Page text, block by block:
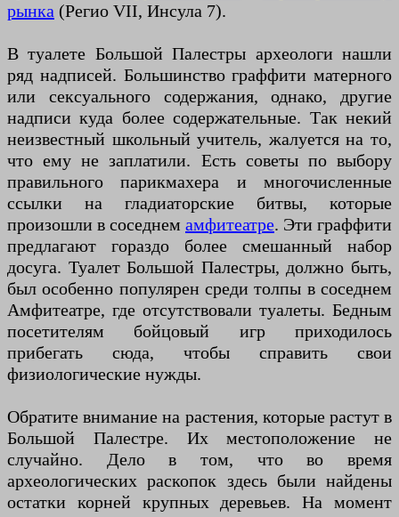
рынка (Регио VII, Инсула 7).
В туалете Большой Палестры археологи нашли
ряд надписей. Большинство граффити матерного
или сексуального содержания, однако, другие
надписи куда более содержательные. Так некий
неизвестный школьный учитель, жалуется на то,
что ему не заплатили. Есть советы по выбору
правильного парикмахера и многочисленные
ссылки на гладиаторские битвы, которые
произошли в соседнем амфитеатре. Эти граффити
предлагают гораздо более смешанный набор
досуга. Туалет Большой Палестры, должно быть,
был особенно популярен среди толпы в соседнем
Амфитеатре, где отсутствовали туалеты. Бедным
посетителям бойцовый игр приходилось
прибегать сюда, чтобы справить свои
физиологические нужды.
Обратите внимание на растения, которые растут в
Большой Палестре. Их местоположение не
случайно. Дело в том, что во время
археологических раскопок здесь были найдены
остатки корней крупных деревьев. На момент